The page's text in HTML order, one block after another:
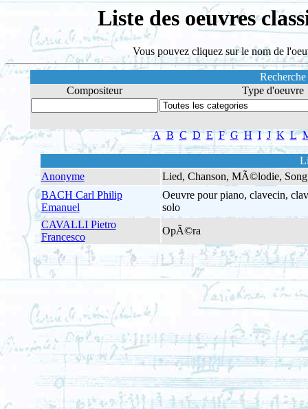
Liste des oeuvres
Vous pouvez cliquez sur le nom de
Compositeur
Type d'oeuvre
A B C D E F G H I J K L
Anonyme
Lied, Chanson, MÃ©lodie, Song
BACH Carl Philip
Emanuel
Oeuvre pour piano, clavecin,
solo
CAVALLI Pietro
Francesco
OpÃ©ra